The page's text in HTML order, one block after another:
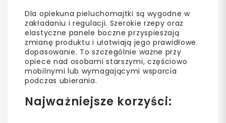
Dla opiekuna pieluchomajtki są wygodne w
zakładaniu i regulacji. Szerokie rzepy oraz
elastyczne panele boczne przyspieszają
zmianę produktu i ułatwiają jego prawidłowe
dopasowanie. To szczególnie ważne przy
opiece nad osobami starszymi, częściowo
mobilnymi lub wymagającymi wsparcia
podczas ubierania.
Najważniejsze korzyści: